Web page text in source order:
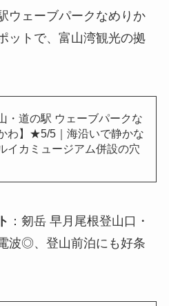
ウェーブパークなめりか
ットで、富山湾観光の拠
・道の駅 ウェーブパークな
わ】★5/5｜海沿いで静かな
イカミュージアム併設の穴
：剱岳 早月尾根登山口・
波◎、登山前泊にも好条